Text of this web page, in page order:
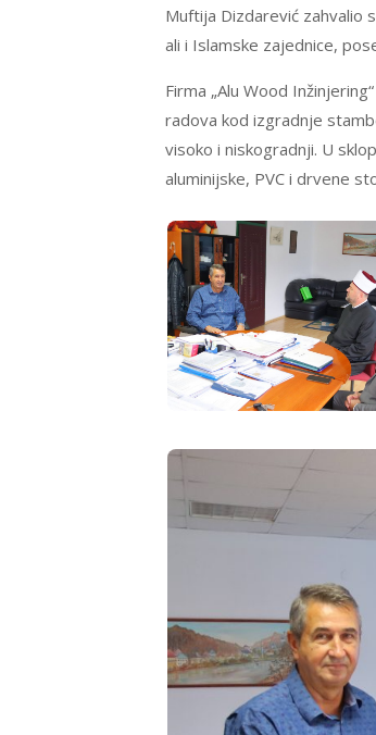
Muftija Dizdarević zahvalio
ali i Islamske zajednice,
Firma „Alu Wood
radova kod izgradnje
visoko i niskogradnji. U
aluminijske, PVC i drvene